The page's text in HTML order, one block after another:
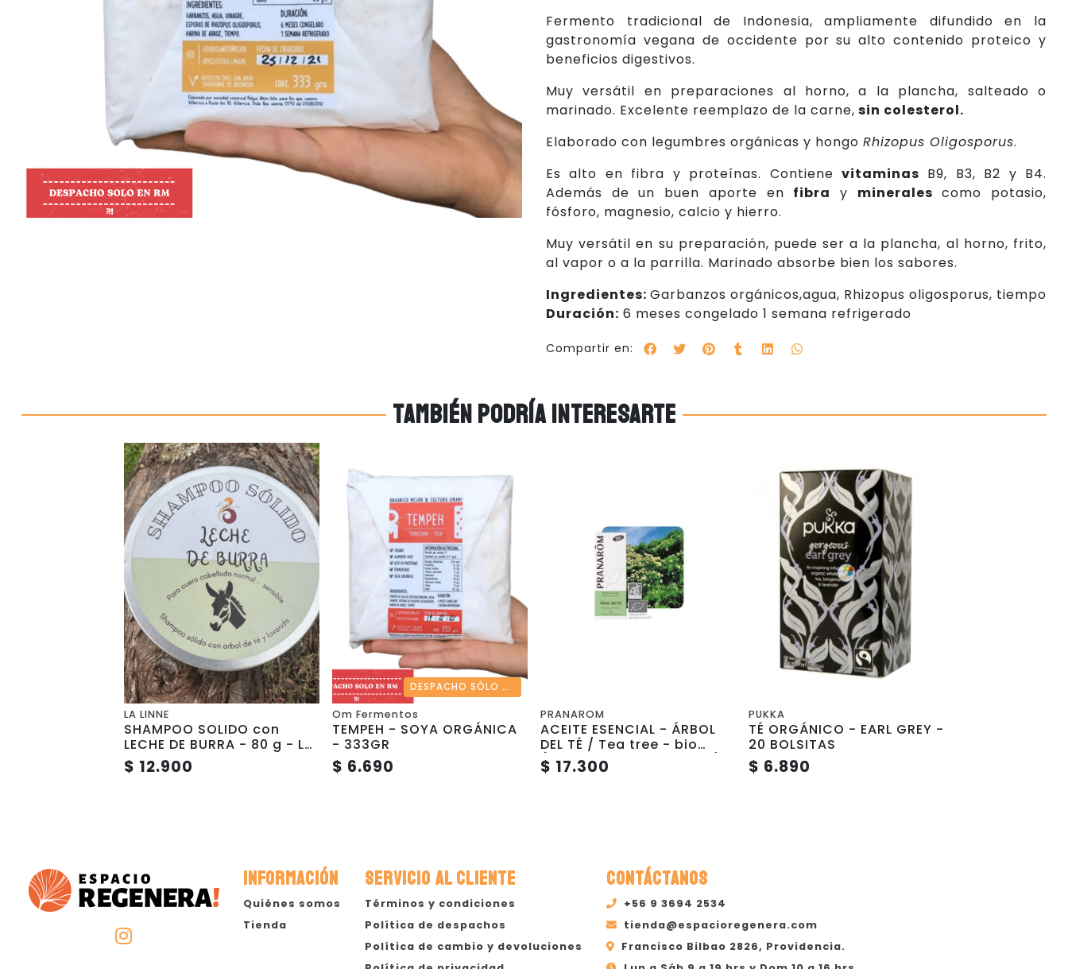
Fermento tradicional de Indonesia, ampliamente difundido en la
gastronomía vegana de occidente por su alto contenido proteico y
beneficios digestivos.
Muy versátil en preparaciones al horno, a la plancha, salteado o
marinado. Excelente reemplazo de la carne, sin colesterol.
Elaborado con legumbres orgánicas y hongo Rhizopus Oligosporus.
Es alto en fibra y proteínas. Contiene vitaminas B9, B3, B2 y B4.
Además de un buen aporte en fibra y minerales como potasio,
fósforo, magnesio, calcio y hierro.
Muy versátil en su preparación, puede ser a la plancha, al horno, frito,
al vapor o a la parrilla. Marinado absorbe bien los sabores.
Ingredientes: Garbanzos orgánicos,agua, Rhizopus oligosporus, tiempo
Duración: 6 meses congelado 1 semana refrigerado
Compartir en:
También podría interesarte
LA LINNE
SHAMPOO SOLIDO con
LECHE DE BURRA - 80 g - La
Linne
$ 12.900
DESPACHO SÓLO REGIÓN METROPOLITANA
Om Fermentos
TEMPEH - SOYA ORGÁNICA
- 333GR
$ 6.690
PRANAROM
ACEITE ESENCIAL - ÁRBOL
DEL TÉ / Tea tree - bio
(Melaleuca Aalternifolia) -
10ML
$ 17.300
PUKKA
TÉ ORGÁNICO - EARL GREY -
20 BOLSITAS
$ 6.890
INFORMACIÓN
Quiénes somos
Tienda
SERVICIO AL CLIENTE
Términos y condiciones
Política de despachos
Política de cambio y devoluciones
CONTÁCTANOS
+56 9 3694 2534
tienda@espacioregenera.com
Francisco Bilbao 2826, Providencia.